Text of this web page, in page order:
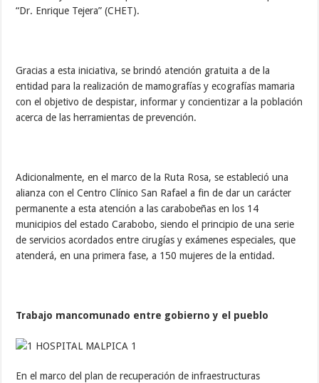
“Dr. Enrique Tejera” (CHET).
Gracias a esta iniciativa, se brindó atención gratuita a de la
entidad para la realización de mamografías y ecografías mamaria
con el objetivo de despistar, informar y concientizar a la población
acerca de las herramientas de prevención.
Adicionalmente, en el marco de la Ruta Rosa, se estableció una
alianza con el Centro Clínico San Rafael a fin de dar un carácter
permanente a esta atención a las carabobeñas en los 14
municipios del estado Carabobo, siendo el principio de una serie
de servicios acordados entre cirugías y exámenes especiales, que
atenderá, en una primera fase, a 150 mujeres de la entidad.
Trabajo mancomunado entre gobierno y el pueblo
En el marco del plan de recuperación de infraestructuras